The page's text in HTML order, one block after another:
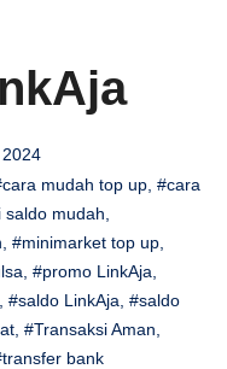
mudah top up #cara
saldo mudah
#minimarket top up
#promo LinkAja
#saldo LinkAja #saldo
#Transaksi Aman
bank